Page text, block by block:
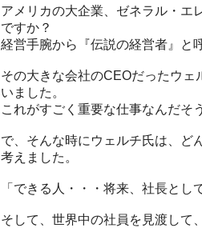
アメリカの大企業、ゼネラル・エ
ですか？
経営手腕から『伝説の経営者』と
その大きな会社のCEOだったウ
いました。
これがすごく重要な仕事なんだそ
で、そんな時にウェルチ氏は、ど
考えました。
「できる人・・・将来、社長と
そして、世界中の社員を見渡して